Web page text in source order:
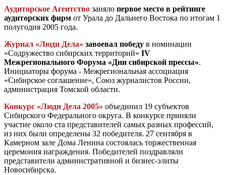
Аудиторское Агентство заняло первое место в рейтинге
аудиторских фирм от Урала до Дальнего Востока по итогам 1
полугодия 2005 года.
Журнал «Люди Дела» завоевал победу в номинации
«Содружество сибирских территорий» IV
Межрегионального Форума «Дни сибирской прессы».
Инициаторы форума - Межрегиональная ассоциация
«Сибирское соглашение», Союз журналистов России,
администрация Томской области.
Конкурс «Люди Дела 2005» объединил 19 субъектов
Сибирского Федерального округа. В конкурсе приняли
участие около ста представителей самых разных профессий,
из них были определены 32 победителя. 27 сентября в
Камерном зале Дома Ленина состоялась торжественная
церемония награждения. Победителей поздравляли
представители административной и бизнес-элиты
Новосибирска.